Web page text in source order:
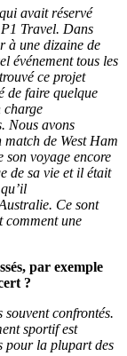
avait réservé
Travel. Dans
à une dizaine de
événement tous les
ce projet
de faire quelque
charge
Nous avons
de West Ham
son voyage encore
de sa vie et il était
Ce sont
comment une
par exemple
?
souvent confrontés.
sportif est
pour la plupart des